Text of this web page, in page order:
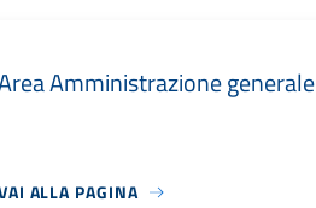
Amministrazione generale
ALLA PAGINA